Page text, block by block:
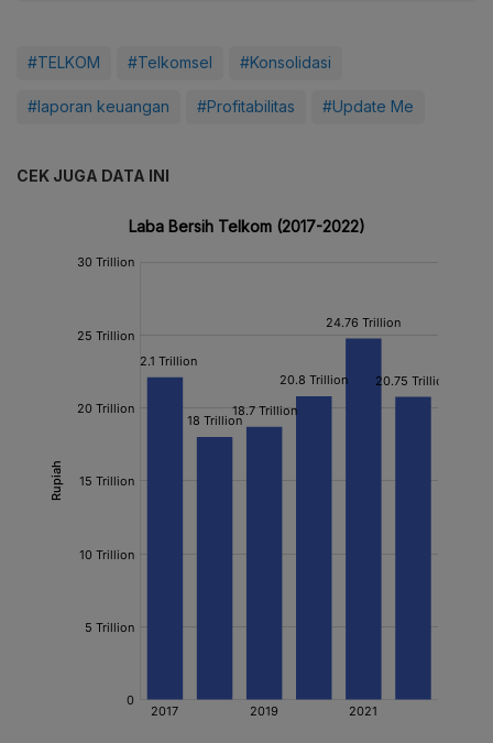
#TELKOM #Telkomsel #Konsolidasi
#laporan keuangan #Profitabilitas #Update Me
CEK JUGA DATA INI